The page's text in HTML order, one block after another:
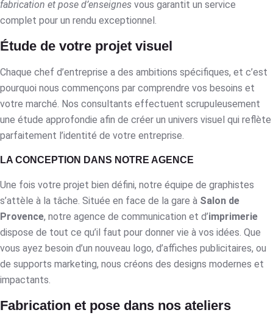
fabrication et pose d’enseignes vous garantit un service
complet pour un rendu exceptionnel.
Étude de votre projet visuel
Chaque chef d’entreprise a des ambitions spécifiques, et c’est
pourquoi nous commençons par comprendre vos besoins et
votre marché. Nos consultants effectuent scrupuleusement
une étude approfondie afin de créer un univers visuel qui reflète
parfaitement l’identité de votre entreprise.
LA CONCEPTION DANS NOTRE AGENCE
Une fois votre projet bien défini, notre équipe de graphistes
s’attèle à la tâche. Située en face de la gare à Salon de
Provence, notre agence de communication et d’imprimerie
dispose de tout ce qu’il faut pour donner vie à vos idées. Que
vous ayez besoin d’un nouveau logo, d’affiches publicitaires, ou
de supports marketing, nous créons des designs modernes et
impactants.
Fabrication et pose dans nos ateliers